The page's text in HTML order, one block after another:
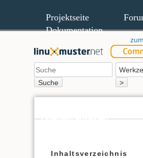
Projektseite
Dokumentation
Suche >
Quelltext anzeigen
Inhaltsverzeichnis